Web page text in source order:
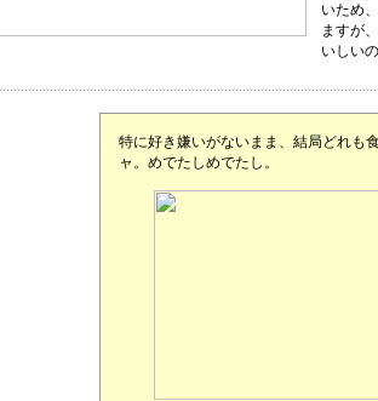
いため
ますが
いしい
特に好き嫌いがないまま、結局どれも
ャ。めでたしめでたし。